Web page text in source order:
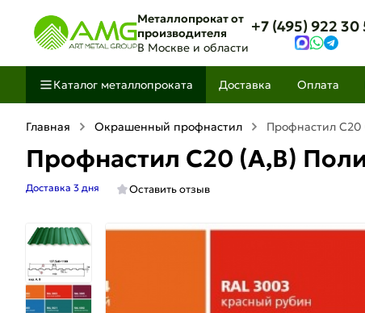
Металлопрокат от
производителя
В Москве и области
+7 (495) 922 30
Каталог металлопроката Доставка Оплата
Главная Окрашенный профнастил Профнастил С20
Профнастил С20 (A,B)
Доставка 3 дня Оставить отзыв